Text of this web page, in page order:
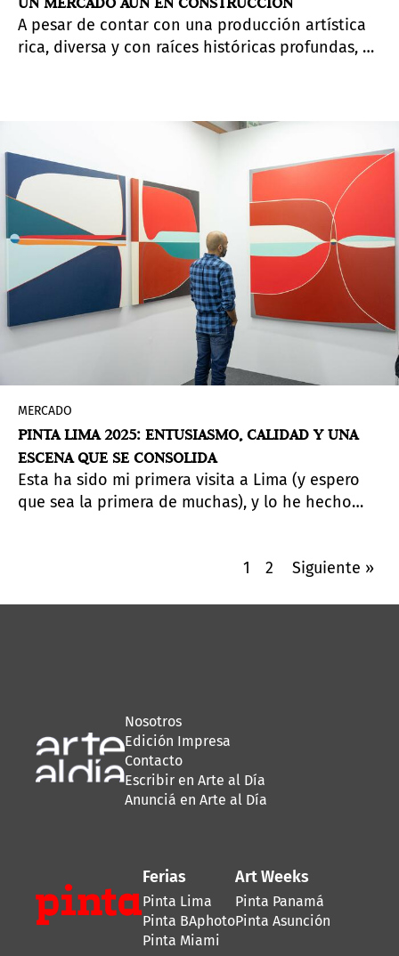
A pesar de contar con una producción artística
rica, diversa y con raíces históricas profundas, el
el ecosistema artístico panameño se encuentra
aún en una etapa temprana de desarrollo. No
obstante, la energía creativa es evidente, y 2025
podría marcar un punto de inflexión.
MERCADO
PINTA LIMA 2025: ENTUSIASMO, CALIDAD Y UNA
ESCENA QUE SE CONSOLIDA
Esta ha sido mi primera visita a Lima (y espero
que sea la primera de muchas), y lo he hecho
inauguración hasta el cierre, la feria estuvo llena
1 2 Siguiente »
Nosotros
Edición Impresa
Contacto
Escribir en Arte al Día
Anunciá en Arte al Día
Ferias
Pinta Lima
Pinta BAphoto
Pinta Miami
Art Weeks
Pinta Panamá
Pinta Asunción